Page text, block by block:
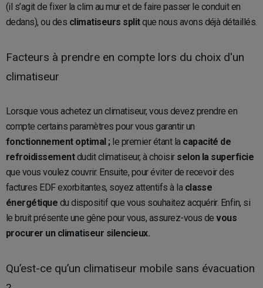
(il s’agit de fixer la clim au mur et de faire passer le conduit en
dedans), ou des climatiseurs splitque nous avons déjà détaillés.
Facteurs à prendre en compte lors du choix d'un
climatiseur
Lorsque vous achetez un climatiseur, vous devez prendre en
compte certains paramètres pour vous garantir un
fonctionnement optimal ;le premier étant la capacité de
refroidissementdudit climatiseur, à choisirselon la superficie
que vous voulez couvrir. Ensuite, pour éviter de recevoir des
factures EDF exorbitantes, soyez attentifs à la classe
énergétique du dispositif que vous souhaitez acquérir. Enfin, si
le bruit présente une gêne pour vous, assurez-vous devous
procurer un climatiseur silencieux.
Qu’est-ce qu’un climatiseur mobile sans évacuation